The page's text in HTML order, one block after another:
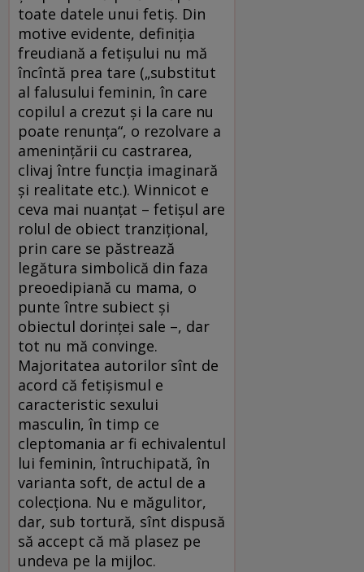
toate datele unui fetiş. Din
motive evidente, definiţia
freudiană a fetişului nu mă
încîntă prea tare („substitut
al falusului feminin, în care
copilul a crezut şi la care nu
poate renunţa“, o rezolvare a
ameninţării cu castrarea,
clivaj între funcţia imaginară
şi realitate etc.). Winnicot e
ceva mai nuanţat – fetişul are
rolul de obiect tranziţional,
prin care se păstrează
legătura simbolică din faza
preoedipiană cu mama, o
punte între subiect şi
obiectul dorinţei sale –, dar
tot nu mă convinge.
Majoritatea autorilor sînt de
acord că fetişismul e
caracteristic sexului
masculin, în timp ce
cleptomania ar fi echivalentul
lui feminin, întruchipată, în
varianta soft, de actul de a
colecţiona. Nu e măgulitor,
dar, sub tortură, sînt dispusă
să accept că mă plasez pe
undeva pe la mijloc.